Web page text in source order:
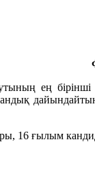
ең бірінші
16 ғылым